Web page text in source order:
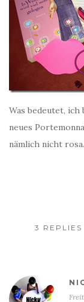
Was bedeutet, ich
neues
nämlich nicht
3